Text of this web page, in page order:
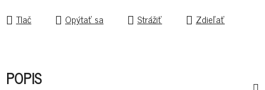
Tlač Opýtať sa Strážiť Zdieľať
POPIS